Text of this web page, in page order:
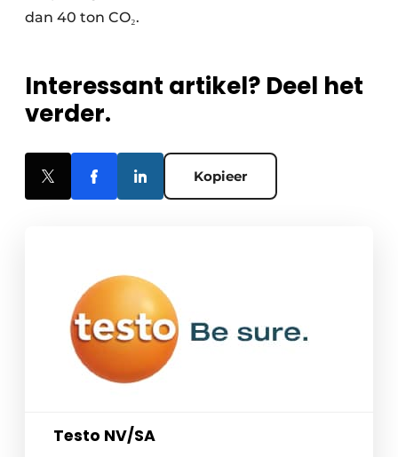
dan 40 ton CO₂.
Interessant artikel? Deel het
verder.
Kopieer
Testo NV/SA